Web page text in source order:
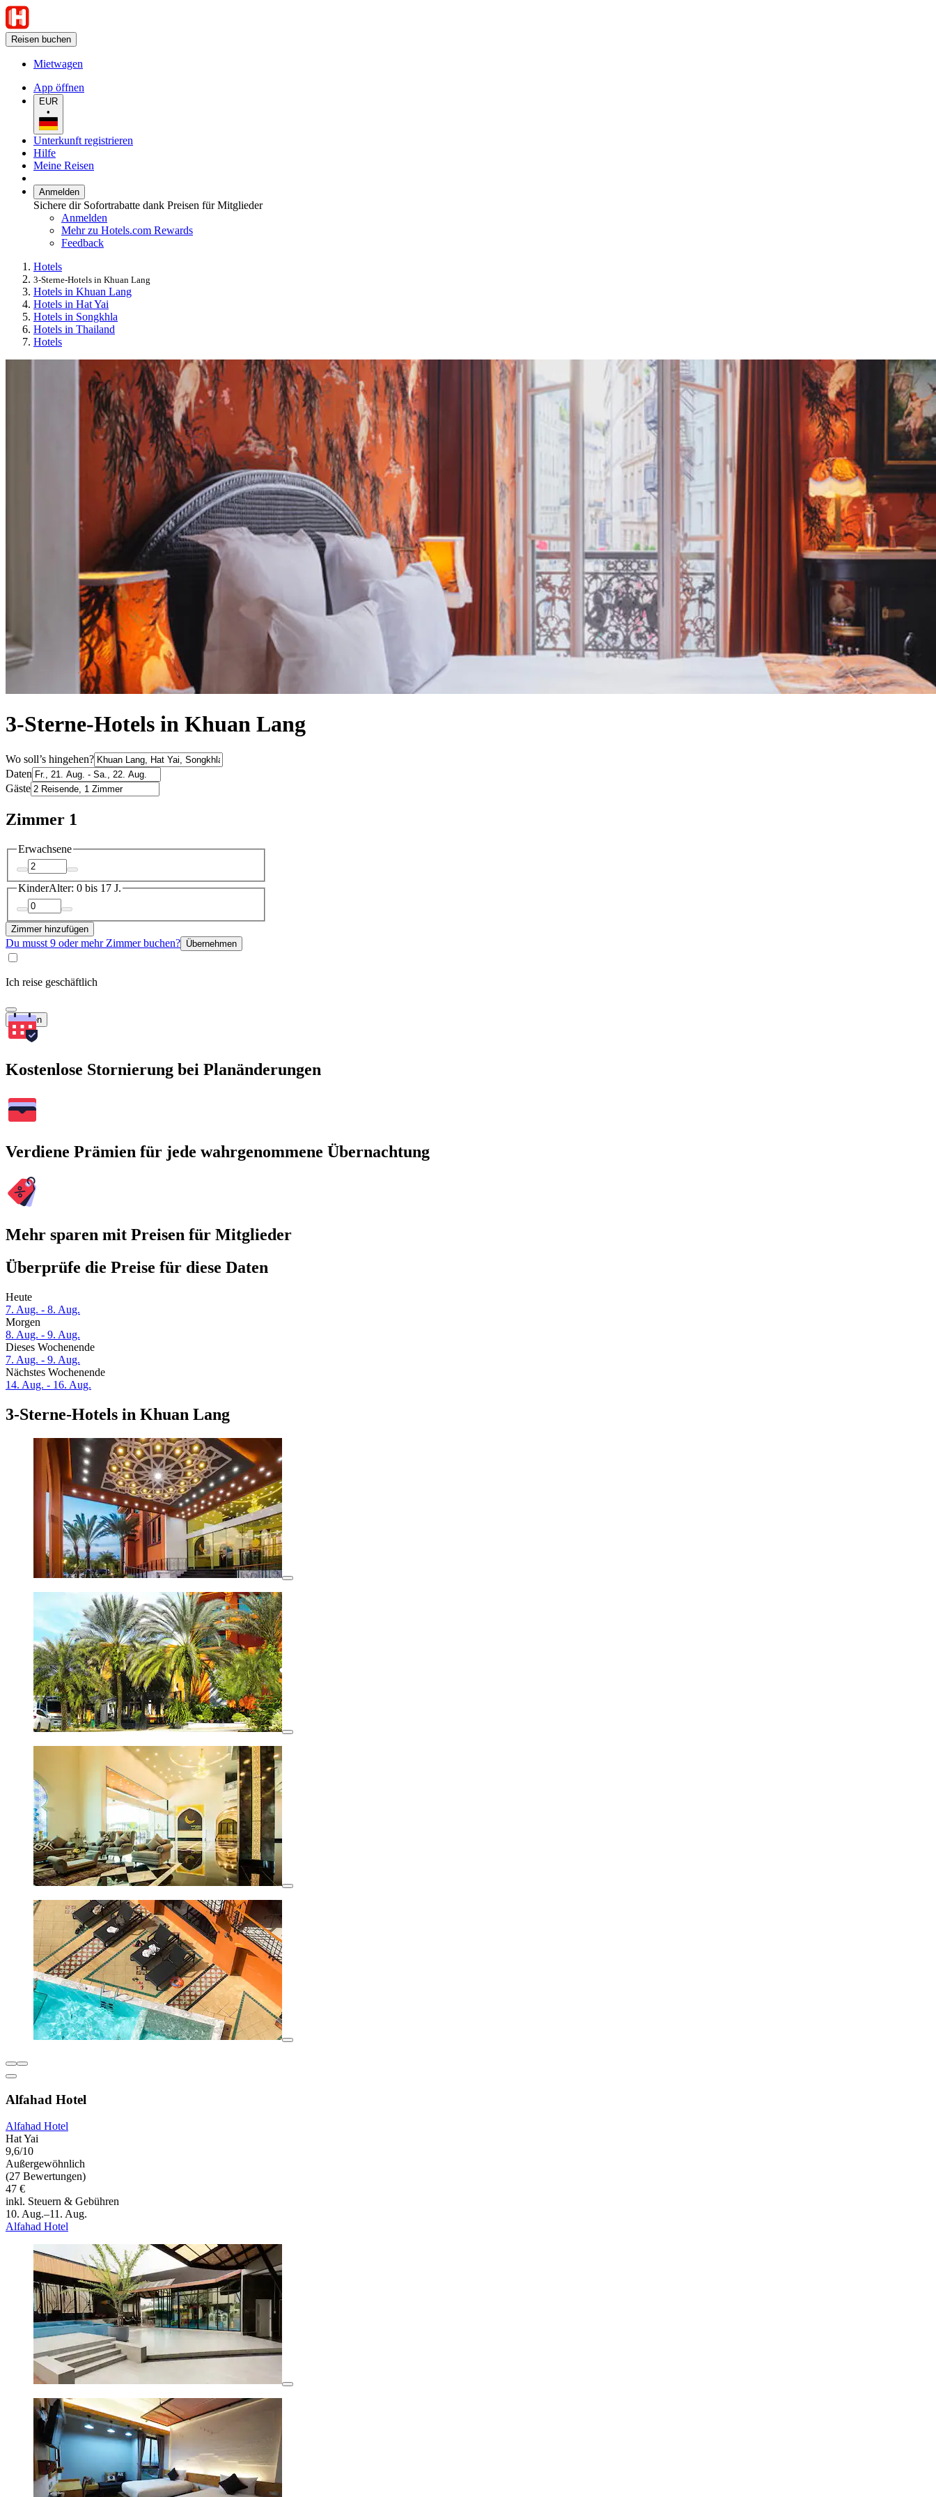
Reisen buchen
Mietwagen
App öffnen
EUR
•
Unterkunft registrieren
Hilfe
Meine Reisen
Anmelden
Sichere dir Sofortrabatte dank Preisen für Mitglieder
Anmelden
Mehr zu Hotels.com Rewards
Feedback
Hotels
3-Sterne-Hotels in Khuan Lang
Hotels in Khuan Lang
Hotels in Hat Yai
Hotels in Songkhla
Hotels in Thailand
Hotels
3-Sterne-Hotels in Khuan Lang
Wo soll’s hingehen?
Daten
Gäste
Zimmer 1
Erwachsene
KinderAlter: 0 bis 17 J.
Zimmer hinzufügen
Du musst 9 oder mehr Zimmer buchen? Übernehmen
Ich reise geschäftlich
Suchen
Kostenlose Stornierung bei Planänderungen
Verdiene Prämien für jede wahrgenommene Übernachtung
Mehr sparen mit Preisen für Mitglieder
Überprüfe die Preise für diese Daten
Heute
7. Aug. - 8. Aug.
Morgen
8. Aug. - 9. Aug.
Dieses Wochenende
7. Aug. - 9. Aug.
Nächstes Wochenende
14. Aug. - 16. Aug.
3-Sterne-Hotels in Khuan Lang
Alfahad Hotel
Alfahad Hotel
Hat Yai
9,6/10
Außergewöhnlich
(27 Bewertungen)
47 €
inkl. Steuern & Gebühren
10. Aug.–11. Aug.
Alfahad Hotel